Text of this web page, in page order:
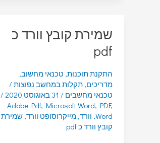
שמירת קובץ וורד כ
pdf
התקנת תוכנות, טכנאי מחשוב,
מדריכים,תקלות במחשב נפוצות /
טכנאי מחשבים / 31 באוגוסט 2020
/
Adobe Pdf, Microsoft Word, PDF,
Word
, וורד,מייקרוסופט וורד,שמירת
קובץ וורד כ pdf